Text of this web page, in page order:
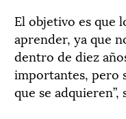
El objetivo es que
aprender, ya que
dentro de diez
importantes, pero
que se